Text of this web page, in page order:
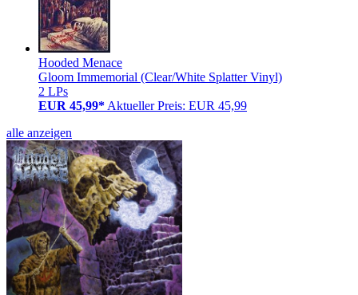
Hooded Menace
Gloom Immemorial (Clear/White Splatter Vinyl)
2 LPs
EUR 45,99* Aktueller Preis: EUR 45,99
alle anzeigen